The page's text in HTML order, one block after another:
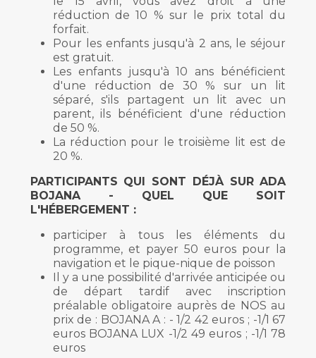
réduction de 10 % sur le prix total du
forfait.
Pour les enfants jusqu'à 2 ans, le séjour
est gratuit.
Les enfants jusqu'à 10 ans bénéficient
d'une réduction de 30 % sur un lit
séparé, s'ils partagent un lit avec un
parent, ils bénéficient d'une réduction
de 50 %.
La réduction pour le troisième lit est de
20 %.
PARTICIPANTS QUI SONT DÉJÀ SUR ADA
BOJANA - QUEL QUE SOIT
L'HÉBERGEMENT :
participer à tous les éléments du
programme, et payer 50 euros pour la
navigation et le pique-nique de poisson
Il y a une possibilité d'arrivée anticipée ou
de départ tardif avec inscription
préalable obligatoire auprès de NOS au
prix de : BOJANA A : - 1/2 42 euros ; -1/1 67
euros BOJANA LUX -1/2 49 euros ; -1/1 78
euros